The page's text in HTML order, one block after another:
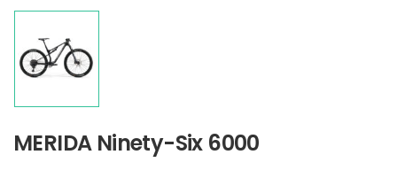
MERIDA Ninety-Six 6000